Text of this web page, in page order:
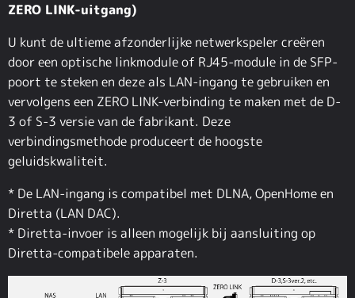
ZERO LINK-uitgang)
U kunt de ultieme afzonderlijke netwerkspeler creëren
door een optische linkmodule of RJ45-module in de SFP-
poort te steken en deze als LAN-ingang te gebruiken en
vervolgens een ZERO LINK-verbinding te maken met de D-
3 of S-3 versie van de fabrikant. Deze
verbindingsmethode produceert de hoogste
geluidskwaliteit.
* De LAN-ingang is compatibel met DLNA, OpenHome en
Diretta (LAN DAC).
* Diretta-invoer is alleen mogelijk bij aansluiting op
Diretta-compatibele apparaten.